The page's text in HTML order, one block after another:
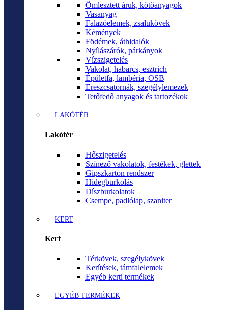
Ömlesztett áruk, kötőanyagok
Vasanyag
Falazóelemek, zsalukövek
Kémények
Födémek, áthidalók
Nyílászárók, párkányok
Vízszigetelés
Vakolat, habarcs, esztrich
Épületfa, lambéria, OSB
Ereszcsatornák, szegélylemezek
Tetőfedő anyagok és tartozékok
LAKÓTÉR
Lakótér
Hőszigetelés
Színező vakolatok, festékek, glettek
Gipszkarton rendszer
Hidegburkolás
Díszburkolatok
Csempe, padlólap, szaniter
KERT
Kert
Térkövek, szegélykövek
Kerítések, támfalelemek
Egyéb kerti termékek
EGYÉB TERMÉKEK